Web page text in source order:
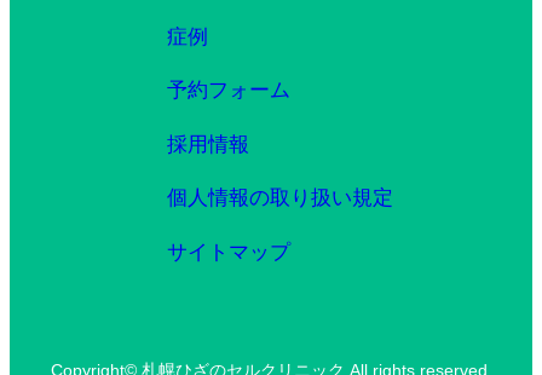
症例
予約フォーム
採用情報
個人情報の取り扱い規定
サイトマップ
Copyright© 札幌ひざのセルクリニック All rights reserved.